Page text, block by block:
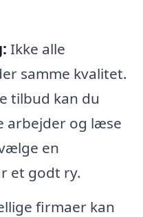
Ikke alle
samme kvalitet.
tilbud kan du
arbejder og læse
en
et godt ry.
firmaer kan